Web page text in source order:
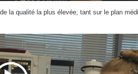
la qualité la plus élevée, tant sur le plan